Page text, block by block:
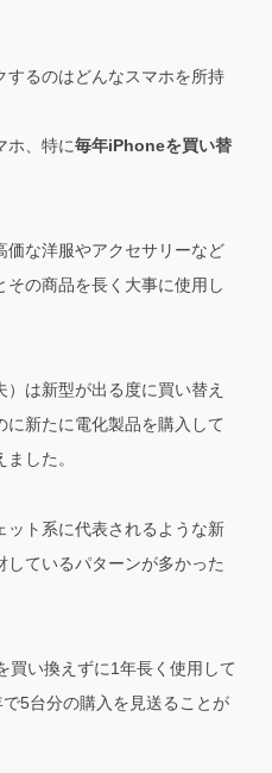
するのはどんなスマホを所持
ホ、特に毎年iPhoneを買い替
価な洋服やアクセサリーなど
の商品を長く大事に使用し
は新型が出る度に買い替え
新たに電化製品を購入して
した。
ット系に代表されるような新
しているパターンが多かった
買い換えずに1年長く使用して
5台分の購入を見送ることが